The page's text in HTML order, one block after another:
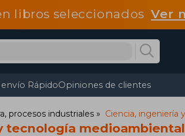
libros seleccionadosVer
RápidoOpiniones de clientes
procesos industriales Ciencia, ingeniería
tecnología